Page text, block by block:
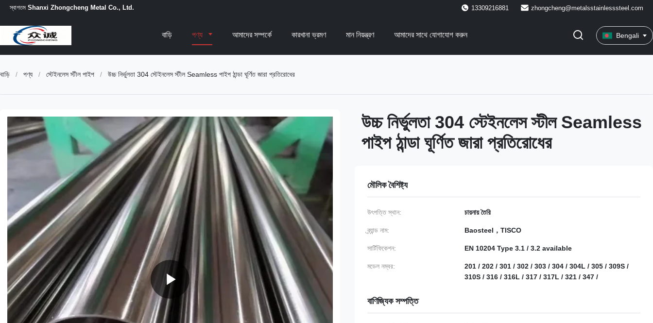
স্বাগতম Shanxi Zhongcheng Metal Co., Ltd. 13309216881 zhongcheng@metalsstainlesssteel.com
বাড়ি পণ্য আমাদের সম্পর্কে কারখানা ভ্রমণ মান নিয়ন্ত্রণ আমাদের সাথে যোগাযোগ করুন Bengali
বাড়ি / পণ্য / স্টেইনলেস স্টীল পাইপ / উচ্চ নির্ভুলতা 304 স্টেইনলেস স্টীল Seamless পাইপ ঠান্ডা ঘূর্ণিত জারা প্রতিরোধের
উচ্চ নির্ভুলতা 304 স্টেইনলেস স্টীল Seamless
পাইপ ঠান্ডা ঘূর্ণিত জারা প্রতিরোধের
মৌলিক বৈশিষ্ট্য
উৎপত্তি স্থান: চায়নায় তৈরি
ব্র্যান্ড নাম: Baosteel，TISCO
সার্টিফিকেশন: EN 10204 Type 3.1 / 3.2 available
মডেল নম্বর:
201 / 202 / 301 / 302 / 303 / 304 / 304L / 305 / 309S /
310S / 316 / 316L / 317 / 317L / 321 / 347 /
বাণিজ্যিক সম্পত্তি